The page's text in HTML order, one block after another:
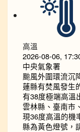
高溫
2026-08-06,
中央氣象署
颱風外圍環流沉
蓮縣有焚風發生
有38度極端高溫
雲林縣、臺南市
現36度高溫的機
縣為黃色燈號，